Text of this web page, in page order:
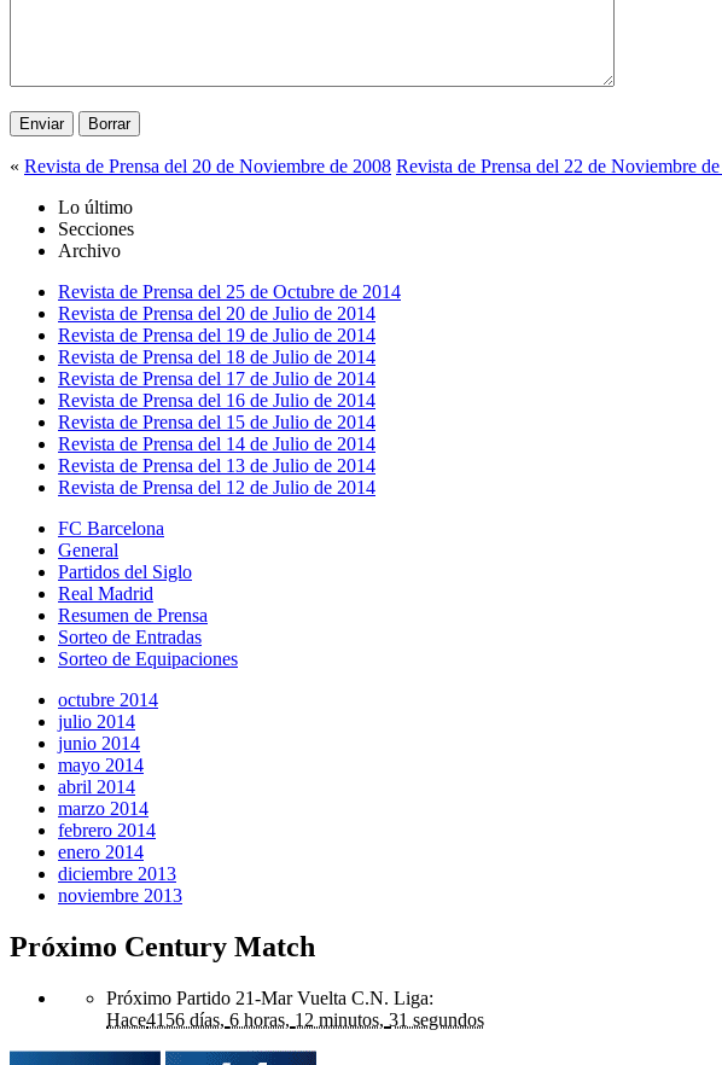
« Revista de Prensa del 20 de Noviembre de 2008 Revista de Prensa del 22 de Noviembre
Lo último
Secciones
Archivo
Revista de Prensa del 25 de Octubre de 2014
Revista de Prensa del 20 de Julio de 2014
Revista de Prensa del 19 de Julio de 2014
Revista de Prensa del 18 de Julio de 2014
Revista de Prensa del 17 de Julio de 2014
Revista de Prensa del 16 de Julio de 2014
Revista de Prensa del 15 de Julio de 2014
Revista de Prensa del 14 de Julio de 2014
Revista de Prensa del 13 de Julio de 2014
Revista de Prensa del 12 de Julio de 2014
FC Barcelona
General
Partidos del Siglo
Real Madrid
Resumen de Prensa
Sorteo de Entradas
Sorteo de Equipaciones
octubre 2014
julio 2014
junio 2014
mayo 2014
abril 2014
marzo 2014
febrero 2014
enero 2014
diciembre 2013
noviembre 2013
Próximo Century Match
Próximo Partido 21-Mar Vuelta C.N. Liga:
Hace4156 días, 6 horas, 12 minutos, 31 segundos